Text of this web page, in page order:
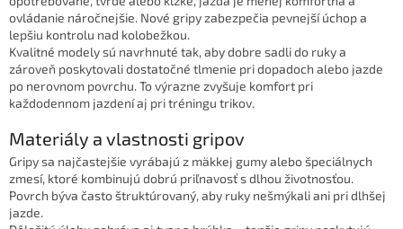
v
k
v
ý
p
i
u
ovládanie náročnejšie. Nové gripy zabezpečia pevnejší úchop a
lepšiu kontrolu nad kolobežkou.
Kvalitné modely sú navrhnuté tak, aby dobre sadli do ruky a
zároveň poskytovali dostatočné tlmenie pri dopadoch alebo jazde
po nerovnom povrchu. To výrazne zvyšuje komfort pri
každodennom jazdení aj pri tréningu trikov.
Materiály a vlastnosti gripov
Gripy sa najčastejšie vyrábajú z mäkkej gumy alebo špeciálnych
zmesí, ktoré kombinujú dobrú priľnavosť s dlhou životnosťou.
Povrch býva často štruktúrovaný, aby ruky nešmýkali ani pri dlhšej
jazde.